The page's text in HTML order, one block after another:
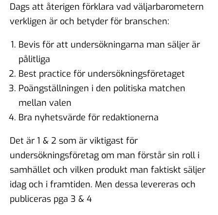
Dags att återigen förklara vad väljarbarometern
verkligen är och betyder för branschen:
Bevis för att undersökningarna man säljer är
pålitliga
Best practice för undersökningsföretaget
Poängställningen i den politiska matchen
mellan valen
Bra nyhetsvärde för redaktionerna
Det är 1 & 2 som är viktigast för
undersökningsföretag om man förstår sin roll i
samhället och vilken produkt man faktiskt säljer
idag och i framtiden. Men dessa levereras och
publiceras pga 3 & 4